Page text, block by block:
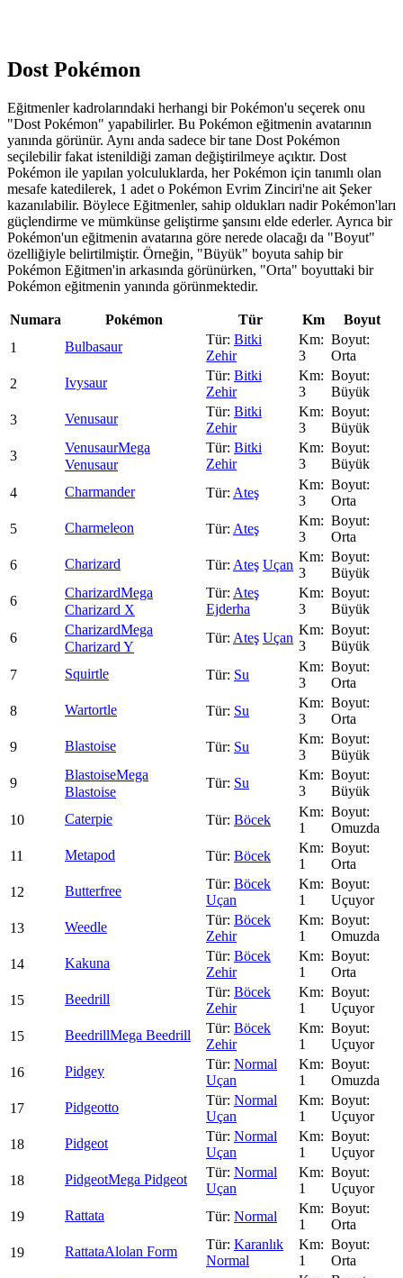
Dost Pokémon
Eğitmenler kadrolarındaki herhangi bir Pokémon'u seçerek onu
"Dost Pokémon" yapabilirler. Bu Pokémon eğitmenin avatarının
yanında görünür. Aynı anda sadece bir tane Dost Pokémon
seçilebilir fakat istenildiği zaman değiştirilmeye açıktır. Dost
Pokémon ile yapılan yolculuklarda, her Pokémon için tanımlı olan
mesafe katedilerek, 1 adet o Pokémon Evrim Zinciri'ne ait Şeker
kazanılabilir. Böylece Eğitmenler, sahip oldukları nadir Pokémon'ları
güçlendirme ve mümkünse geliştirme şansını elde ederler. Ayrıca bir
Pokémon'un eğitmenin avatarına göre nerede olacağı da "Boyut"
özelliğiyle belirtilmiştir. Örneğin, "Büyük" boyuta sahip bir
Pokémon Eğitmen'in arkasında görünürken, "Orta" boyuttaki bir
Pokémon eğitmenin yanında görünmektedir.
Numara Pokémon Tür Km
Boyut
1
Bulbasaur
Bitki
Zehir
3
Orta
2
Ivysaur
Bitki
Zehir
3
Büyük
3
Venusaur
Bitki
Zehir
3
Büyük
3
VenusaurMega
Venusaur
Bitki
Zehir
3
Büyük
4
Charmander Ateş
3
Orta
5
Charmeleon Ateş
3
Orta
6
Charizard Ateş Uçan
3
Büyük
6
CharizardMega
Charizard X
Ateş
Ejderha
3
Büyük
6
CharizardMega
Charizard Y
Ateş Uçan
3
Büyük
7
Squirtle Su
3
Orta
8
Wartortle Su
3
Orta
9
Blastoise Su
3
Büyük
9
BlastoiseMega
Blastoise
Su
3
Büyük
10
Caterpie Böcek
1
Omuzda
11
Metapod Böcek
1
Orta
12
Butterfree
Böcek
Uçan
1
Uçuyor
13
Weedle
Böcek
Zehir
1
Omuzda
14
Kakuna
Böcek
Zehir
1
Orta
15
Beedrill
Böcek
Zehir
1
Uçuyor
15
BeedrillMega Beedrill
Böcek
Zehir
1
Uçuyor
16
Pidgey
Normal
Uçan
1
Omuzda
17
Pidgeotto
Normal
Uçan
1
Uçuyor
18
Pidgeot
Normal
Uçan
1
Uçuyor
18
PidgeotMega Pidgeot
Normal
Uçan
1
Uçuyor
19
Rattata Normal
1
Orta
19
RattataAlolan Form
Karanlık
Normal
1
Orta